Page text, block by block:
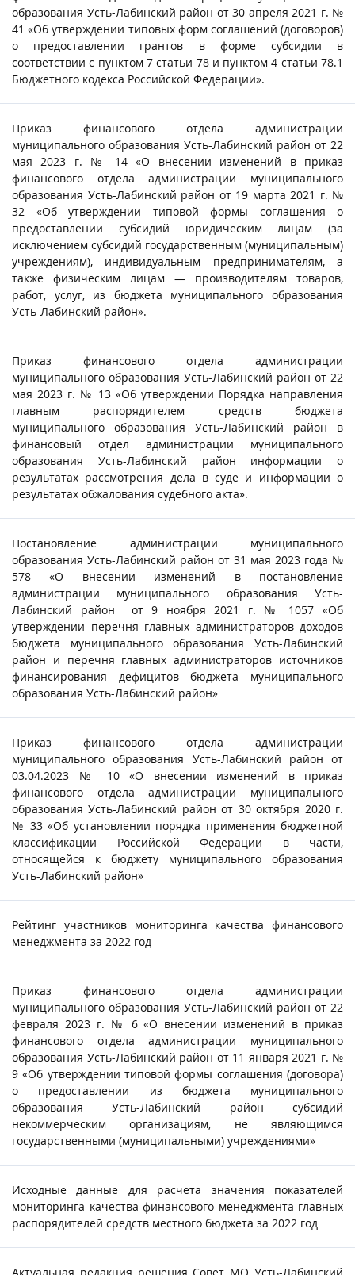
образования Усть-Лабинский район от 30 апреля 2021 г. №
41 «Об утверждении типовых форм соглашений (договоров)
о предоставлении грантов в форме субсидии в
соответствии с пунктом 7 статьи 78 и пунктом 4 статьи 78.1
Бюджетного кодекса Российской Федерации».
Приказ финансового отдела администрации
муниципального образования Усть-Лабинский район от 22
мая 2023 г. № 14 «О внесении изменений в приказ
финансового отдела администрации муниципального
образования Усть-Лабинский район от 19 марта 2021 г. №
32 «Об утверждении типовой формы соглашения о
предоставлении субсидий юридическим лицам (за
исключением субсидий государственным (муниципальным)
учреждениям), индивидуальным предпринимателям, а
также физическим лицам — производителям товаров,
работ, услуг, из бюджета муниципального образования
Усть-Лабинский район».
Приказ финансового отдела администрации
муниципального образования Усть-Лабинский район от 22
мая 2023 г. № 13 «Об утверждении Порядка направления
главным распорядителем средств бюджета
муниципального образования Усть-Лабинский район в
финансовый отдел администрации муниципального
образования Усть-Лабинский район информации о
результатах рассмотрения дела в суде и информации о
результатах обжалования судебного акта».
Постановление администрации муниципального
образования Усть-Лабинский район от 31 мая 2023 года №
578 «О внесении изменений в постановление
администрации муниципального образования Усть-
Лабинский район от 9 ноября 2021 г. № 1057 «Об
утверждении перечня главных администраторов доходов
бюджета муниципального образования Усть-Лабинский
район и перечня главных администраторов источников
финансирования дефицитов бюджета муниципального
образования Усть-Лабинский район»
Приказ финансового отдела администрации
муниципального образования Усть-Лабинский район от
03.04.2023 № 10 «О внесении изменений в приказ
финансового отдела администрации муниципального
образования Усть-Лабинский район от 30 октября 2020 г.
№ 33 «Об установлении порядка применения бюджетной
классификации Российской Федерации в части,
относящейся к бюджету муниципального образования
Усть-Лабинский район»
Рейтинг участников мониторинга качества финансового
менеджмента за 2022 год
Приказ финансового отдела администрации
муниципального образования Усть-Лабинский район от 22
февраля 2023 г. № 6 «О внесении изменений в приказ
финансового отдела администрации муниципального
образования Усть-Лабинский район от 11 января 2021 г. №
9 «Об утверждении типовой формы соглашения (договора)
о предоставлении из бюджета муниципального
образования Усть-Лабинский район субсидий
некоммерческим организациям, не являющимся
государственными (муниципальными) учреждениями»
Исходные данные для расчета значения показателей
мониторинга качества финансового менеджмента главных
распорядителей средств местного бюджета за 2022 год
Актуальная редакция решения Совет МО Усть-Лабинский